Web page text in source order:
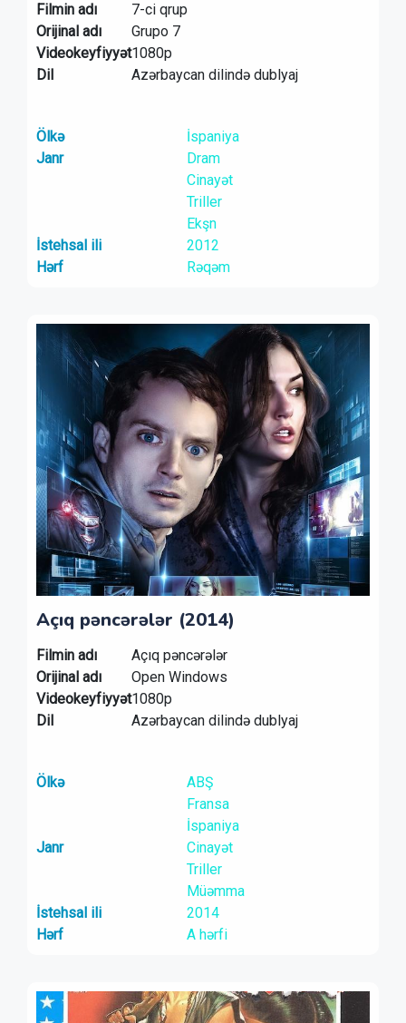
Filmin adı
7-ci qrup
Orijinal adı
Grupo 7
Videokeyfiyyət1080p
Dil
Azərbaycan dilində dublyaj
Ölkə
İspaniya
Janr
Dram
Cinayət
Triller
Ekşn
İstehsal ili
2012
Hərf
Rəqəm
Açıq pəncərələr (2014)
Filmin adı
Açıq pəncərələr
Orijinal adı
Open Windows
Videokeyfiyyət1080p
Dil
Azərbaycan dilində dublyaj
Ölkə
ABŞ
Fransa
İspaniya
Janr
Cinayət
Triller
Müəmma
İstehsal ili
2014
Hərf
A hərfi